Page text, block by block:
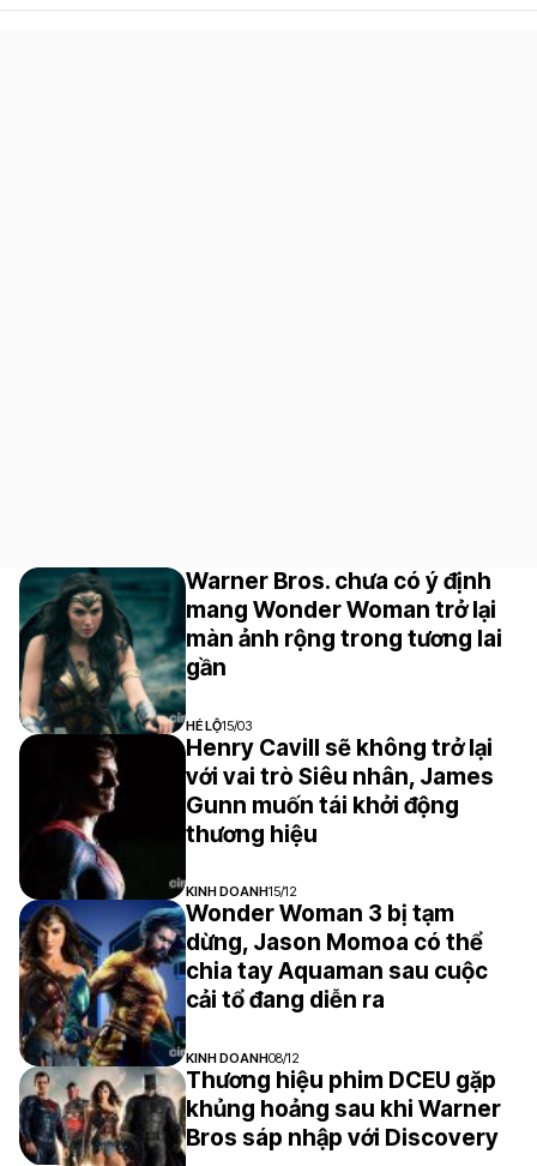
Warner Bros. chưa có ý định
mang Wonder Woman trở lại
màn ảnh rộng trong tương lai
gần
HÉ LỘ15/03
Henry Cavill sẽ không trở lại
với vai trò Siêu nhân, James
Gunn muốn tái khởi động
thương hiệu
KINH DOANH15/12
Wonder Woman 3 bị tạm
dừng, Jason Momoa có thể
chia tay Aquaman sau cuộc
cải tổ đang diễn ra
KINH DOANH08/12
Thương hiệu phim DCEU gặp
khủng hoảng sau khi Warner
Bros sáp nhập với Discovery